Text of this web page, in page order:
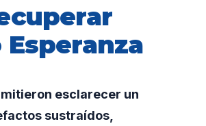
esclarecer un
sustraídos,